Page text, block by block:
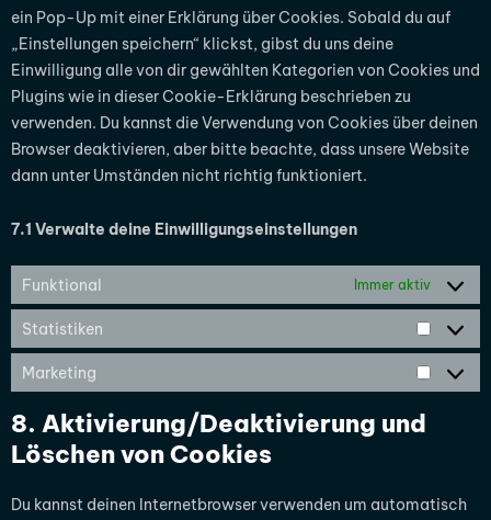
ein Pop-Up mit einer Erklärung über Cookies. Sobald du auf
„Einstellungen speichern“ klickst, gibst du uns deine
Einwilligung alle von dir gewählten Kategorien von Cookies und
Plugins wie in dieser Cookie-Erklärung beschrieben zu
verwenden. Du kannst die Verwendung von Cookies über deinen
Browser deaktivieren, aber bitte beachte, dass unsere Website
dann unter Umständen nicht richtig funktioniert.
7.1 Verwalte deine Einwilligungseinstellungen
Funktional Immer aktiv
Statistiken
Marketing
8. Aktivierung/Deaktivierung und
Löschen von Cookies
Du kannst deinen Internetbrowser verwenden um automatisch